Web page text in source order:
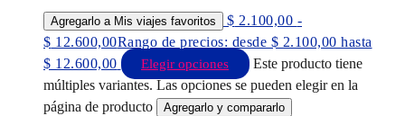
Agregarlo a Mis viajes favoritos $ 2.100,00 -
$ 12.600,00Rango de precios: desde $ 2.100,00 hasta
$ 12.600,00
Elegir opciones
Este producto tiene
múltiples variantes. Las opciones se pueden elegir en la
página de producto
Agregarlo y compararlo